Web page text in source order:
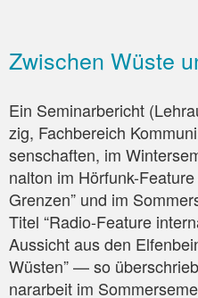
Zwischen Wüste
Ein Semi­nar­be­richt
zig, Fach­be­reich
sen­schaf­ten, im
nal­ton im Hör­funk-
Gren­zen” und im
Titel “Radio-Fea­ture
Aus­sicht aus den
Wüs­ten” — so
nar­ar­beit im